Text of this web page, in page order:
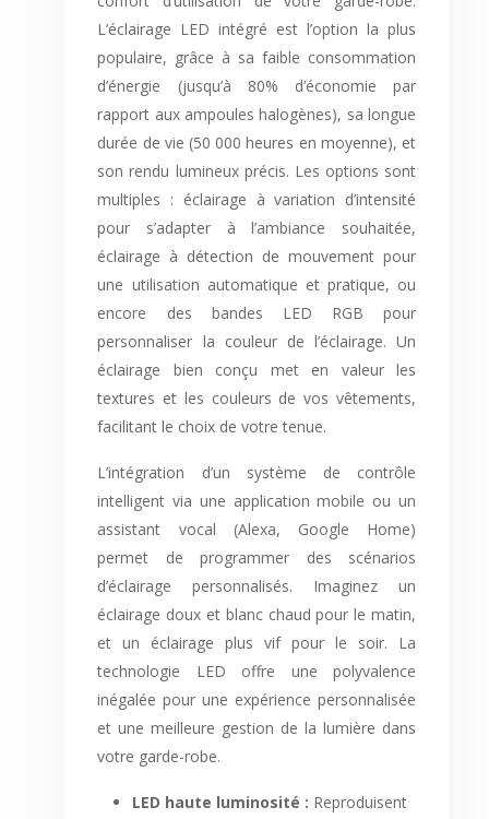
L’éclairage LED intégré est l’option la plus
populaire, grâce à sa faible consommation
d’énergie (jusqu’à 80% d’économie par
rapport aux ampoules halogènes), sa longue
durée de vie (50 000 heures en moyenne), et
son rendu lumineux précis. Les options sont
multiples : éclairage à variation d’intensité
pour s’adapter à l’ambiance souhaitée,
éclairage à détection de mouvement pour
une utilisation automatique et pratique, ou
encore des bandes LED RGB pour
personnaliser la couleur de l’éclairage. Un
éclairage bien conçu met en valeur les
textures et les couleurs de vos vêtements,
facilitant le choix de votre tenue.
L’intégration d’un système de contrôle
intelligent via une application mobile ou un
assistant vocal (Alexa, Google Home)
permet de programmer des scénarios
d’éclairage personnalisés. Imaginez un
éclairage doux et blanc chaud pour le matin,
et un éclairage plus vif pour le soir. La
technologie LED offre une polyvalence
inégalée pour une expérience personnalisée
et une meilleure gestion de la lumière dans
votre garde-robe.
LED haute luminosité : Reproduisent